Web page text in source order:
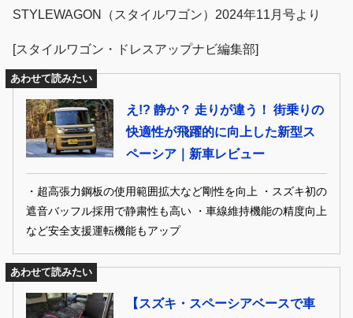
STYLEWAGON（スタイルワゴン）2024年11月号より
[スタイルワゴン・ドレスアップナビ編集部]
あわせて読みたい
え!? 静か？ 走りが違う！ 街乗りの
快適性が飛躍的に向上した新型ス
ペーシア｜新車レビュー
・超高張力鋼板の使用範囲拡大など剛性を向上 ・スズキ初の
遮音バッフル採用で静粛性も高い ・車線維持機能の精度向上
など安全支援運転機能もアップ
あわせて読みたい
【スズキ・スペーシアベースで車